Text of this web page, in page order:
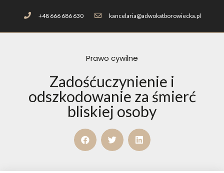
+48 666 686 630 kancelaria@adwokatborowiecka.pl
Prawo cywilne
Zadośćuczynienie i
odszkodowanie za śmierć
bliskiej osoby